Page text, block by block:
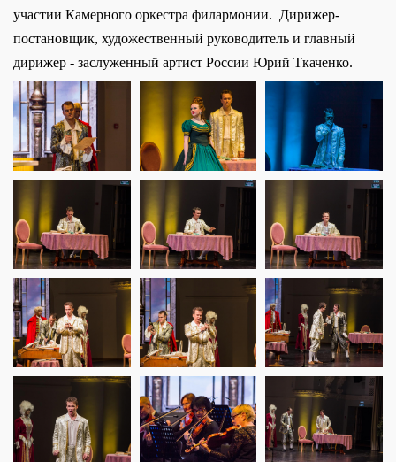
участии Камерного оркестра филармонии. Дирижер-
постановщик, художественный руководитель и главный
дирижер - заслуженный артист России Юрий Ткаченко.